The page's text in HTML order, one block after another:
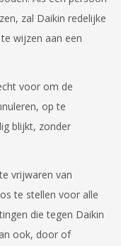
zal Daikin redelijke
wijzen aan een
voor om de
op te
blijkt, zonder
vrijwaren van
te stellen voor alle
die tegen Daikin
ook, door of